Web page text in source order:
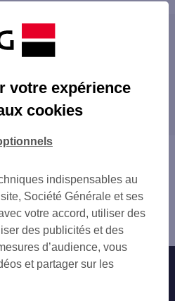
dans les villes à
dans les
Nous contacter
votre expérience
cookies
indispensables au
Société Générale et ses
votre accord, utiliser des
des publicités et des
d’audience, vous
et partager sur les